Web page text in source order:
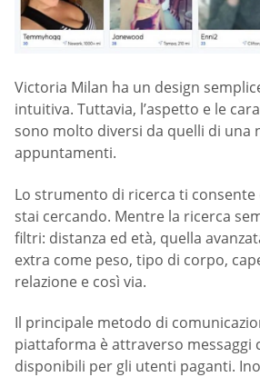
Victoria Milan ha un design
intuitiva. Tuttavia, l’aspetto e le
sono molto diversi da quelli di una
appuntamenti.
Lo strumento di ricerca ti
stai cercando. Mentre la ricerca
filtri: distanza ed età, quella
extra come peso, tipo di corpo,
relazione e così via.
Il principale metodo di
piattaforma è attraverso messaggi
disponibili per gli utenti paganti.